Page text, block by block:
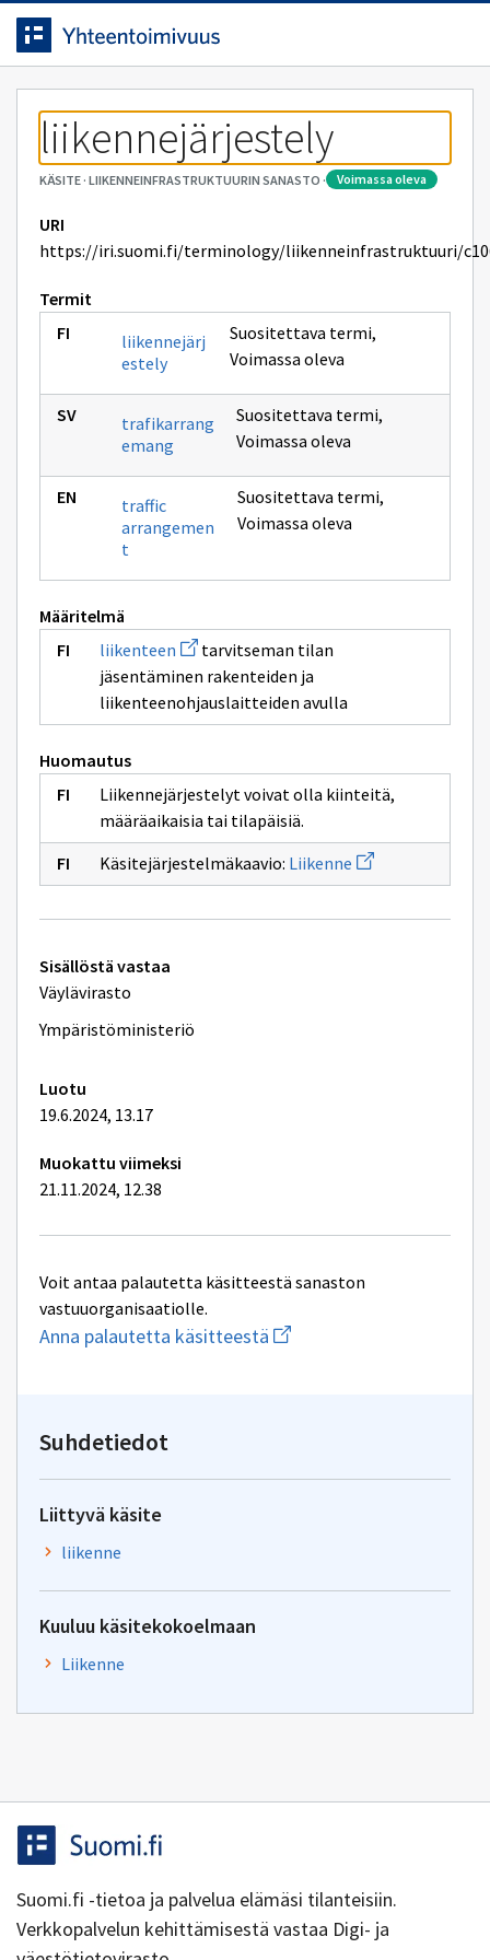
Siirrytty
sivulle
Siirry suoraan sisältöön.
liikennejärjestely
KÄSITE· LIIKENNEINFRASTRUKTUURIN SANASTO · voimassa oleva
URI
https://iri.suomi.fi/terminology/liikenneinfrastruktuuri/
Termit
liikennejärj
estely
Suositettava termi,
Voimassa oleva
trafikarrang
emang
Suositettava termi,
Voimassa oleva
traffic
arrangemen
t
Suositettava termi,
Voimassa oleva
Määritelmä
liikenteen Avaa
uuden
ikkunan
sivulle
liikenteen
tarvitseman tilan
jäsentäminen rakenteiden ja
liikenteenohjauslaitteiden avulla
Huomautus
Liikennejärjestelyt voivat olla kiinteitä,
määräaikaisia tai tilapäisiä.
Käsitejärjestelmäkaavio: Liikenne Avaa
uuden
ikkunan
Tekniset
lisätiedot
Sisällöstä vastaa
Väylävirasto
Ympäristöministeriö
Luotu
19.6.2024, 13.17
Muokattu viimeksi
21.11.2024, 12.38
Voit antaa palautetta käsitteestä sanaston
vastuuorganisaatiolle.
Anna palautetta käsitteestä Aloita
uuden
Suhdetiedot
Liittyvä käsite
liikenne
Kuuluu käsitekokoelmaan
Liikenne
Suomi.fi -tietoa ja palvelua elämäsi tilanteisiin.
Verkkopalvelun kehittämisestä vastaa Digi- ja